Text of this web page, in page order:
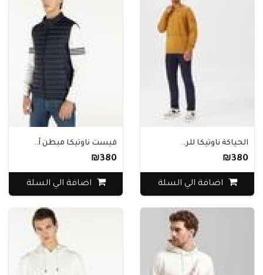
الحياكة ناوتيكا للر..
₪380
اضافة الي السلة
فيست ناوتيكا مبطن أ..
₪380
اضافة الي السلة